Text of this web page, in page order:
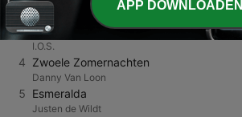
Mick Harren
3 Ik mis je
I.O.S.
4 Zwoele Zomernachten
Danny Van Loon
5 Esmeralda
Justen de Wildt
APP DOWNLOADEN